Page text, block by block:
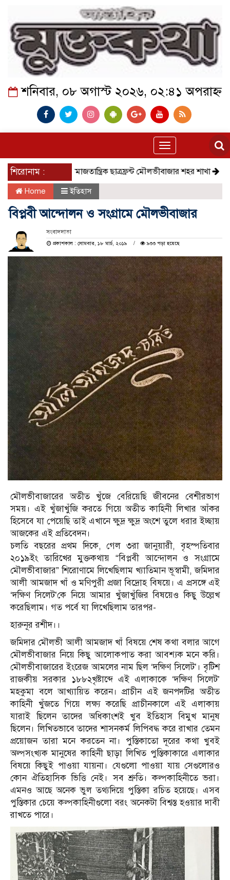
শনিবার, ০৮ অগাস্ট ২০২৬, ০২:৪১ অপরাহ্ন
Toggle
navigation
শিরোনাম :সমাজতান্ত্রিক ছাত্রফ্রন্ট মৌলভীবাজার শহর শাখা কেমন আছে
Home ইতিহাস
বিপ্লবী আন্দোলন ও সংগ্রামে মৌলভীবাজার
সংবাদদাতা
প্রকাশকাল : সোমবার, ১৮ মার্চ, ২০১৯
৯৩৩ পড়া হয়েছে
মৌলভীবাজারের অতীত খুঁজে বেরিয়েছি জীবনের বেশীরভাগ
সময়। এই খুঁজাখুঁজি করতে গিয়ে অতীত কাহিনী লিখার আঁকর
হিসেবে যা পেয়েছি তাই এখানে ক্ষুদ্র ক্ষুদ্র অংশে তুলে ধরার ইচ্ছায়
আজকের এই প্রতিবেদন।
চলতি বছরের প্রথম দিকে, গেল ৩রা জানুয়ারী, বৃহস্পতিবার
২০১৯ইং তারিখের মুক্তকথায় “বিপ্লবী আন্দোলন ও সংগ্রামে
মৌলভীবাজার” শিরোণামে লিখেছিলাম খ্যাতিমান ভূস্বামী, জমিদার
আলী আমজাদ খাঁ ও মণিপুরী প্রজা বিদ্রোহ বিষয়ে। এ প্রসঙ্গে এই
‘দক্ষিণ সিলেট’কে নিয়ে আমার খুঁজাখুঁজির বিষয়েও কিছু উল্লেখ
করেছিলাম। গত পর্বে যা লিখেছিলাম তারপর-
হারুনূর রশীদ।।
জমিদার মৌলভী আলী আমজাদ খাঁ বিষয়ে শেষ কথা বলার আগে
মৌলভীবাজার নিয়ে কিছু আলোকপাত করা আবশ্যক মনে করি।
মৌলভীবাজারের ইংরেজ আমলের নাম ছিল ‘দক্ষিণ সিলেট’। বৃটিশ
রাজকীয় সরকার ১৮৮২খৃষ্টাব্দে এই এলাকাকে ‘দক্ষিণ সিলেট’
মহকুমা বলে আখ্যায়িত করেন। প্রাচীন এই জনপদটির অতীত
কাহিনী খুঁজতে গিয়ে লক্ষ্য করেছি প্রাচীনকালে এই এলাকায়
যারাই ছিলেন তাদের অধিকাংশই খুব ইতিহাস বিমুখ মানুষ
ছিলেন। লিখিতভাবে তাদের শাসনকর্ম লিপিবদ্ধ করে রাখার তেমন
প্রয়োজন তারা মনে করতেন না। পুস্তিকাতো দূরের কথা খুবই
অল্পসংখ্যক মানুষের কাহিনী ছাড়া লিখিত পুস্তিকাকারে এলাকার
বিষয়ে কিছুই পাওয়া যায়না। যেগুলো পাওয়া যায় সেগুলোরও
কোন ঐতিহাসিক ভিত্তি নেই। সব শ্রুতি। কল্পকাহিনীতে ভরা।
এমনও আছে অনেক ভুল তথ্যদিয়ে পুস্তিকা রচিত হয়েছে। এসব
পুস্তিকার চেয়ে কল্পকাহিনীগুলো বরং অনেকটা বিশ্বস্ত হওয়ার দাবী
রাখতে পারে।